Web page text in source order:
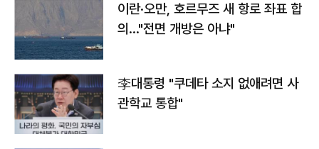
이란·오만, 호르무즈 새 항로 좌표 합
의…"전면 개방은 아냐"
李대통령 "쿠데타 소지 없애려면 사
관학교 통합"